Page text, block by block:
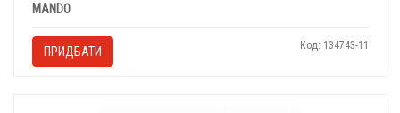
MANDO
ПРИДБАТИ Код: 134743-11